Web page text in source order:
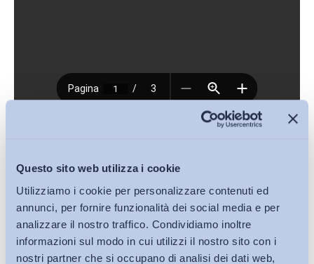
Questo sito web utilizza i cookie
Utilizziamo i cookie per personalizzare contenuti ed
annunci, per fornire funzionalità dei social media e per
analizzare il nostro traffico. Condividiamo inoltre
informazioni sul modo in cui utilizzi il nostro sito con i
nostri partner che si occupano di analisi dei dati web,
Condividi su: